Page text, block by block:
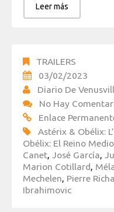
Leer más
TRAILERS
03/02/2023
Diario De
No Hay
Enlace
Astérix & Obélix:
Obélix: El Reino Medio
Canet, José García,
Marion Cotillard,
Mechelen, Pierre
Ibrahimovic